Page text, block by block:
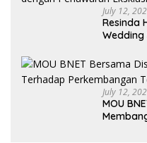
July 12,
Resinda
Wedding
July 12,
MOU